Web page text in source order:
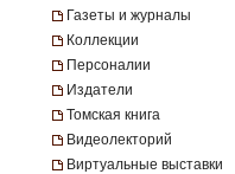
Газеты и журналы
Коллекции
Персоналии
Издатели
Томская книга
Видеолекторий
Виртуальные выставки